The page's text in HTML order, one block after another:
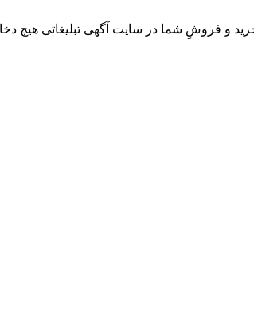
و فروشِ شما در سایت آگهی تبلیغاتی هیچ